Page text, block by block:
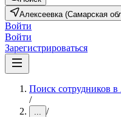
Алексеевка (Самарская
Войти
Войти
Зарегистрироваться
Поиск сотрудников в
/
... /